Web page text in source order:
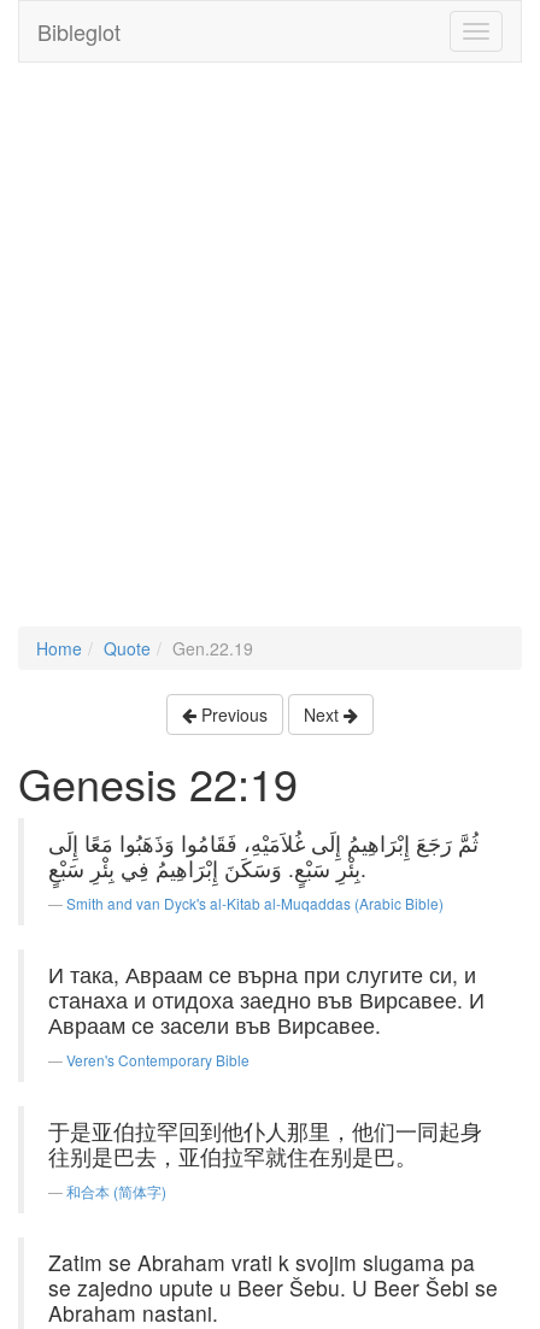
Toggle
Bibleglot
Home Quote Gen.22.19
Previous Next
Genesis 22:19
ثُمَّ رَجَعَ إِبْرَاهِيمُ إِلَى غُلاَمَيْهِ، فَقَامُوا وَذَهَبُوا مَعًا إِلَى
بِئْرِ سَبْعٍ. وَسَكَنَ إِبْرَاهِيمُ فِي بِئْرِ سَبْعٍ.
Smith and van Dyck's al-Kitab al-Muqaddas (Arabic Bible)
И така, Авраам се върна при слугите си, и
станаха и отидоха заедно във Вирсавее. И
Авраам се засели във Вирсавее.
Veren's Contemporary Bible
于是亚伯拉罕回到他仆人那里，他们一同起身
往别是巴去，亚伯拉罕就住在别是巴。
和合本 (简体字)
Zatim se Abraham vrati k svojim slugama pa
se zajedno upute u Beer Šebu. U Beer Šebi se
Abraham nastani.